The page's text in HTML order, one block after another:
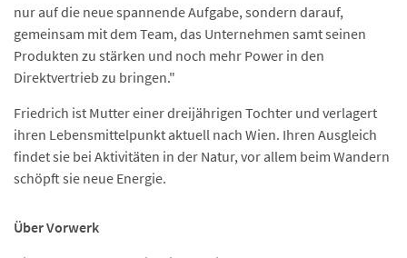
nur auf die neue spannende Aufgabe, sondern darauf,
gemeinsam mit dem Team, das Unternehmen samt seinen
Produkten zu stärken und noch mehr Power in den
Direktvertrieb zu bringen."
Friedrich ist Mutter einer dreijährigen Tochter und verlagert
ihren Lebensmittelpunkt aktuell nach Wien. Ihren Ausgleich
findet sie bei Aktivitäten in der Natur, vor allem beim Wandern
schöpft sie neue Energie.
Über Vorwerk